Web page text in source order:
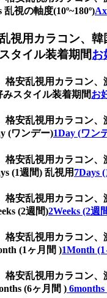
視の軸度(10º~180º)
視用カラコン、
タイル装着期間お
格安乱視用カラコン
スタイル装着期間お
格安乱視用カラコン
(ワンデー)1Day (ワン
格安乱視用カラコン
(1週間) 乱視用 7Days
格安乱視用カラコン
(2週間)2Weeks (2週
格安乱視用カラコン
(1ヶ月間 )1Month
格安乱視用カラコン
(6ヶ月間 )